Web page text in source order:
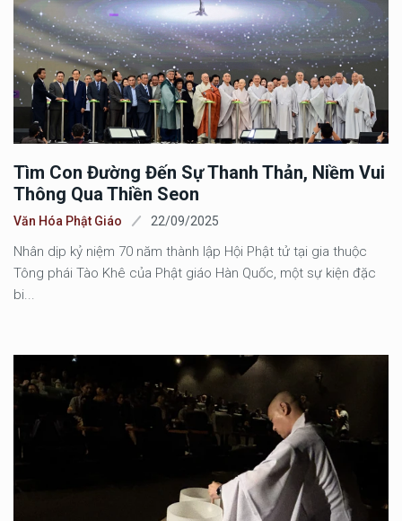
Tìm Con Đường Đến Sự Thanh Thản, Niềm Vui
Thông Qua Thiền Seon
Văn Hóa Phật Giáo 22/09/2025
Nhân dịp kỷ niệm 70 năm thành lập Hội Phật tử tại gia thuộc
Tông phái Tào Khê của Phật giáo Hàn Quốc, một sự kiện đặc
bi...